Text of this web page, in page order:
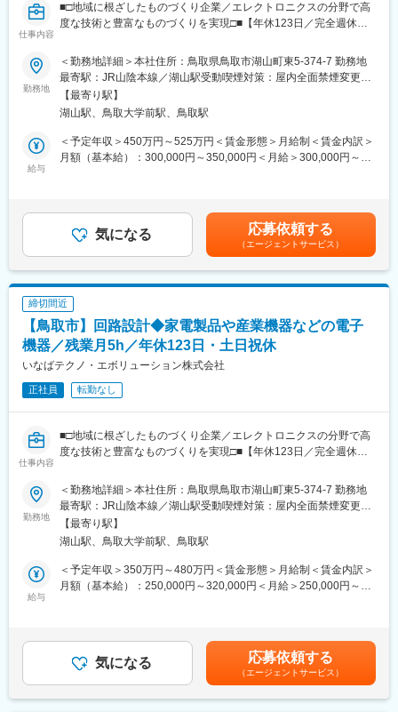
引き合いを多数頂き事業を強化中。
これまでの経験をもとに最適なポジション（部署・業務）をマッ
チングさせて頂きます。詳細については面接等の選考を通じてお
伝えしていきます。
例）設計、生産技術、品質、生産管理など
◆世界最強の「相合」精密部品メーカーへ
＜1＞2017年にミツミ電機、2019年にユーシンと経営統合し自律
＜2＞旧ミネベアの保有している「超精密機械加工技術」「垂直統
合生産システム」と、ミツミ電機が長年培ってきた「エレクトロ
ニクス技術」の融合で主要製品であるベアリングやモーターのみ
術を持っていることが強み。
仕事内容
■□地域に根ざしたものづくり企業／エレクトロニクスの分野で高
度な技術と豊富なものづくりを実現□■【年休123日／完全週休二
～IoT・DX技術をコアとして、電子機器や産業機器のハード開
発・ソフト開発および試作からものづくり（量産）のサポートを
提供しています～
■業務内容：
電子機器の回路設計業務を中心にお任せします。
・プロトタイプから製品化までの設計・開発プロセスに関与
■開発実績：
・カーナビゲーションシステム（CPU､GPS､TV,LCD周り）
・給湯器リモコン（表示・音声・通信） 等
・チームを組んで業務にあたっていただきます。メンバーが違っ
た目線から議論を交わし、より良い物を作るために日々業務に取
組んでいます。
・業務中はみんな真剣に黙々と仕事に取り組み、業務時間外は和
気あいあいとしていてメリハリのある環境です。
■組織構成：
■当社の事業について：
《1》設計・開発受託
作・評価・量産フォローまで可能です。
手作り試作・設計（例えば、パターン設計）や3Dプリンタでの筐
体の試作や外観デザインの作成等についてもご相談を承ります。
なお、原理試作や手作り試作までというご要望や、試作基板の動
《2》コンビニファクトリー
量産経験のないスタートアップ企業向けに「手軽に使っていただ
程を導入し、小回りの利く「手軽なコンビニ工場」として小ロッ
トに対応します。
勤務地
＜勤務地詳細＞本社住所：鳥取県鳥取市湖山町東5-374-7 勤務地
最寄駅：JR山陰本線／湖山駅受動喫煙対策：屋内全面禁煙変更の
範囲：無
【最寄り駅】
湖山駅、鳥取大学前駅、鳥取駅
給与
＜予定年収＞450万円～525万円＜賃金形態＞月給制＜賃金内訳＞
月額（基本給）：300,000円～350,000円＜月給＞300,000円～
は固定手当を含めた表記です。
気になる 応募依頼する
（エージェントサービス）
締切間近
【鳥取市】回路設計◆家電製品や産業機器などの電子
機器／残業月5h／年休123日・土日祝休
いなばテクノ・エボリューション株式会社
正社員 転勤なし
仕事内容
■□地域に根ざしたものづくり企業／エレクトロニクスの分野で高
度な技術と豊富なものづくりを実現□■【年休123日／完全週休二
■業務内容：
電子機器の回路設計業務を中心にお任せします。
・プロトタイプから製品化までの設計・開発プロセスに関与
・構想設計から回路設計・試作・評価・量産対応まで対応
・最新のハードウェアとソフトウェアツールを駆使した業務
■働く環境：
・チームを組んで業務にあたっていただきます。メンバーが違っ
勤務地
＜勤務地詳細＞本社住所：鳥取県鳥取市湖山町東5-374-7 勤務地
最寄駅：JR山陰本線／湖山駅受動喫煙対策：屋内全面禁煙変更の
範囲：無
【最寄り駅】
湖山駅、鳥取大学前駅、鳥取駅
給与
＜予定年収＞350万円～480万円＜賃金形態＞月給制＜賃金内訳＞
月額（基本給）：250,000円～320,000円＜月給＞250,000円～
は固定手当を含めた表記です。
気になる 応募依頼する
（エージェントサービス）